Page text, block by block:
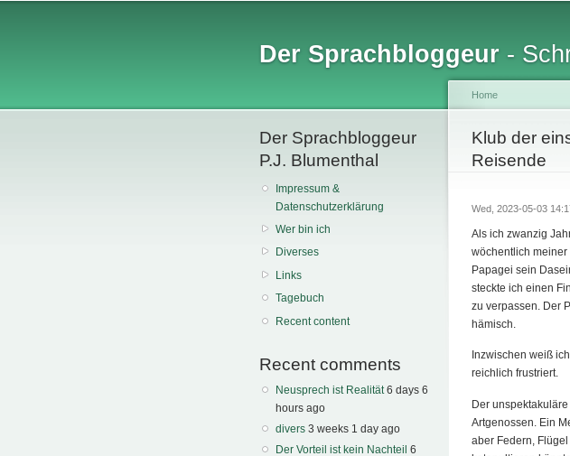
Der Sprachbloggeur -
Der Sprachbloggeur
P.J. Blumenthal
Impressum &
Datenschutzerklärung
Wer bin ich
Diverses
Links
Tagebuch
Recent content
Recent comments
Neusprech ist Realität 6 days 6
hours ago
divers 3 weeks 1 day ago
Der Vorteil ist kein Nachteil 6
You are here
Home
Klub der
Reisende
Wed, 2023-05-03
Als ich zwanzig
wöchentlich
Papagei sein
steckte ich einen
zu verpassen. Der
hämisch.
Inzwischen weiß
reichlich frustriert.
Der
Artgenossen. Ein
aber Federn,